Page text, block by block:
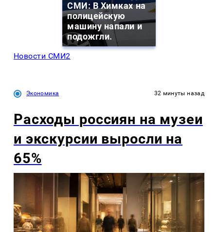
СМИ: В Химках на
полицейскую
машину напали и
подожгли.
Новости СМИ2
Экономика 32 минуты назад
Расходы россиян на музеи
и экскурсии выросли на
65%